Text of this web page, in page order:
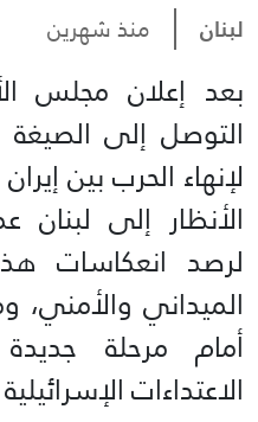
لبنان منذ شهرين
بعد إعلان مجلس
التوصل إلى الصيغة
لإنهاء الحرب بين
الأنظار إلى
لرصد انعكاسات
الميداني والأمني،
أمام مرحلة
الاعتداءات